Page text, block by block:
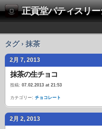
正貢堂パティスリ
タグ › 抹茶
2月 7, 2013
抹茶の生チョコ
投稿: 07.02.2013 at 21:53
カテゴリー: チョコレート
2月 2, 2013